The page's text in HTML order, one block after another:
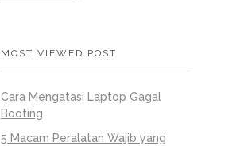
MOST VIEWED POST
Cara Mengatasi Laptop Gagal
Booting
5 Macam Peralatan Wajib yang